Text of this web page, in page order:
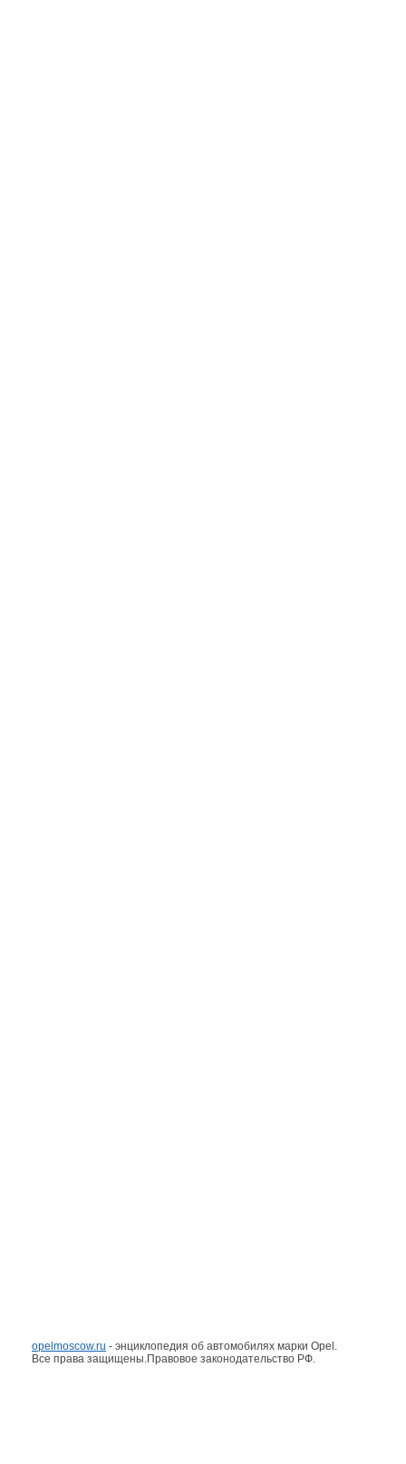
opelmoscow.ru - энциклопедия об автомобилях марки Opel.
Все права защищены.Правовое законодательство РФ.